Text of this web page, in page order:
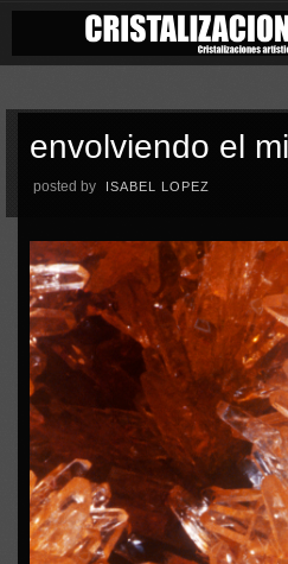
envolviendo el
posted by ISABEL LOPEZ